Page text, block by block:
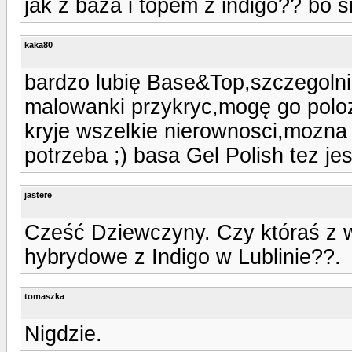
jak z baza i topem z indigo?? bo
kaka80
bardzo lubię
malowanki przykryc,mogę go
kryje wszelkie
potrzeba ;) basa Gel Polish tez
jastere
Cześć Dziewczyny. Czy któraś z
hybrydowe z Indigo w Lublinie??.
tomaszka
Nigdzie.